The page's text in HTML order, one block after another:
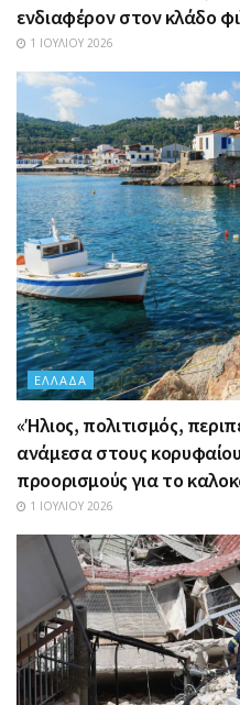
ενδιαφέρον στον κλάδο
1 ΙΟΥΛΊΟΥ 2026
ΕΛΛΆΔΑ
«Ήλιος, πολιτισμός,
ανάμεσα στους
προορισμούς για το
1 ΙΟΥΛΊΟΥ 2026